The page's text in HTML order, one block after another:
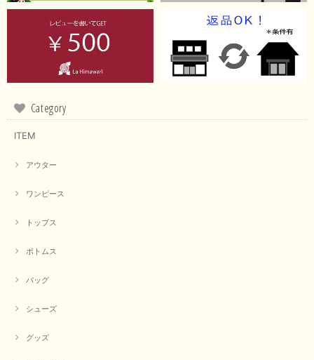
Category
ITEM
アウター
ワンピース
トップス
ボトムス
バッグ
シューズ
グッズ